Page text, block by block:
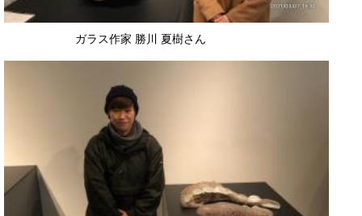
​ ガラス作家 勝川 夏樹さん